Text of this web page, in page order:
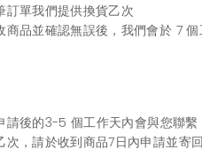
訂單我們提供換貨乙次
商品並確認無誤後，我們會於 7
請後的3-5 個工作天內會與您聯
次，請於收到商品7日內申請並寄